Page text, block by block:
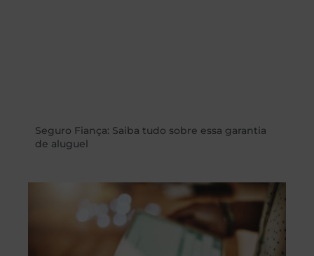
Seguro Fiança: Saiba tudo sobre essa garantia
de aluguel